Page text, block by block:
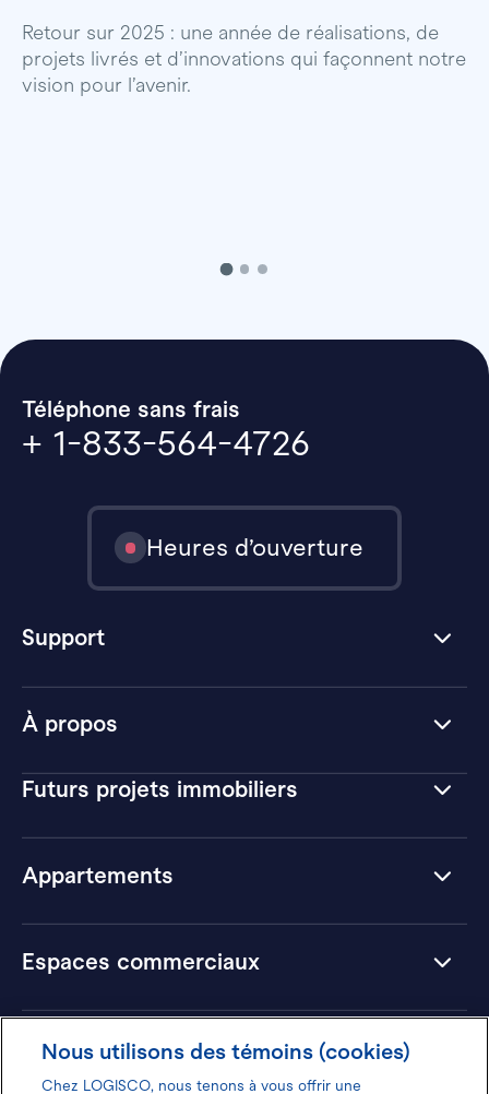
Retour sur 2025 : une année de réalisations, de
projets livrés et d’innovations qui façonnent notre
vision pour l’avenir.
À propos
Futurs projets immobiliers
Appartements
Espaces commerciaux
Hôtels
Téléphone sans frais
+ 1-833-564-4726
Heures d’ouverture
Support
Nous utilisons des témoins (cookies)
Chez LOGISCO, nous tenons à vous offrir une